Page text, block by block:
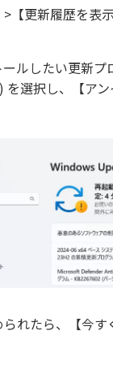
>【更新履歴を表
ルしたい更新プ
を選択し、【ア
れたら、【今